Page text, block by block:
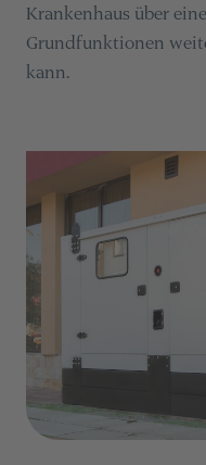
Krankenhaus über
Grundfunktionen
kann.